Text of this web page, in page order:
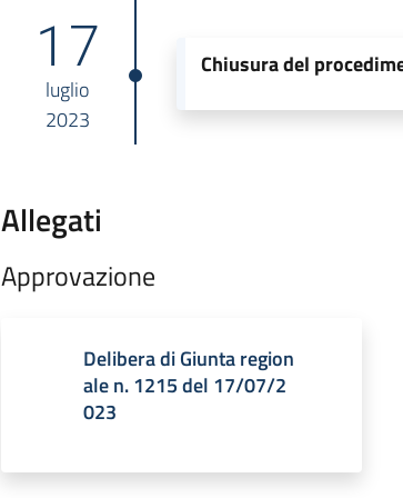
17
luglio
2023
Chiusura del
Allegati
Approvazione
Delibera di Giunta region
ale n. 1215 del 17/07/2
023